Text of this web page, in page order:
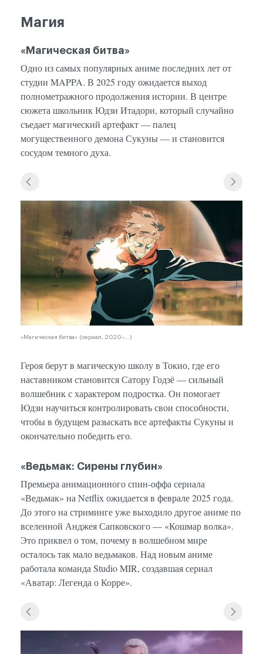
Магия
«Магическая битва»
Одно из самых популярных аниме последних лет от
студии MAPPA. В 2025 году ожидается выход
полнометражного продолжения истории. В центре
сюжета школьник Юдзи Итадори, который случайно
съедает магический артефакт — палец
могущественного демона Сукуны — и становится
сосудом темного духа.
«Магическая битва» (сериал, 2020–...)
Героя берут в магическую школу в Токио, где его
наставником становится Сатору Годзё — сильный
волшебник с характером подростка. Он помогает
Юдзи научиться контролировать свои способности,
чтобы в будущем разыскать все артефакты Сукуны и
окончательно победить его.
«Ведьмак: Сирены глубин»
Премьера анимационного спин-оффа сериала
«Ведьмак» на Netflix ожидается в феврале 2025 года.
До этого на стриминге уже выходило другое аниме по
вселенной Анджея Сапковского — «Кошмар волка».
Это приквел о том, почему в волшебном мире
осталось так мало ведьмаков. Над новым аниме
работала команда Studio MIR, создавшая сериал
«Аватар: Легенда о Корре».